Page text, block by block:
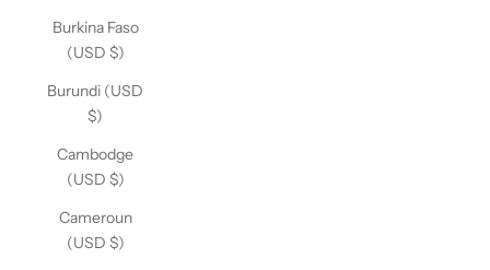
Burkina Faso
(USD $)
Burundi (USD
$)
Cambodge
(USD $)
Cameroun
(USD $)